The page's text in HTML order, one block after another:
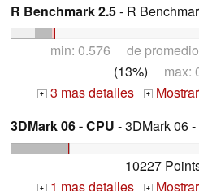
R Benchmark 2.5- R
min: 0.576 de
(13%) max:
+ 3 mas detalles +
3DMark 06 - CPU - 3DMark 06
10227
+ 1 mas detalles +